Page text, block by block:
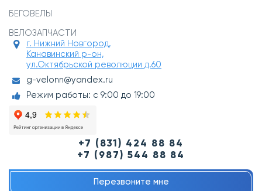
БЕГОВЕЛЫ
ВЕЛОЗАПЧАСТИ
г. Нижний Новгород,
Канавинский р-он,
ул.Октябрьской революции д.60
g-velonn@yandex.ru
Режим работы: с 9:00 до 19:00
+7 (831) 424 88 84
+7 (987) 544 88 84
Перезвоните мне